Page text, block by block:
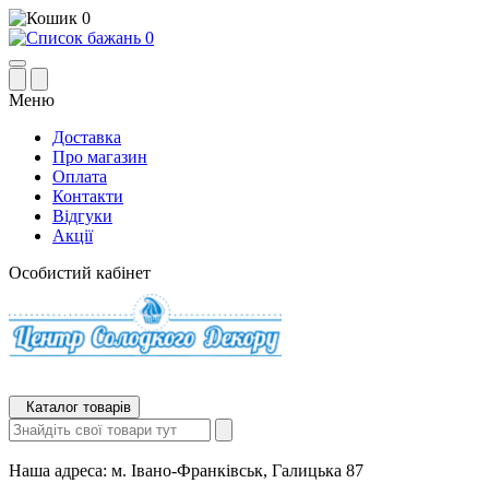
0
0
Меню
Доставка
Про магазин
Оплата
Контакти
Відгуки
Акції
Особистий кабінет
Каталог товарів
Наша адреса: м. Івано-Франківськ, Галицька 87